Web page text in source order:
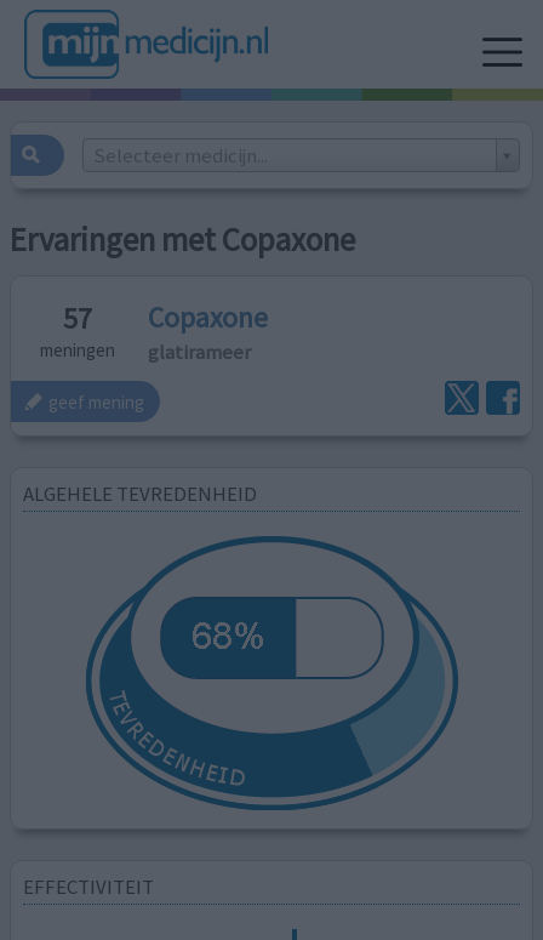
Selecteer medicijn...
Ervaringen met Copaxone
57
meningen
Copaxone
glatirameer
geef mening
ALGEHELE TEVREDENHEID
EFFECTIVITEIT